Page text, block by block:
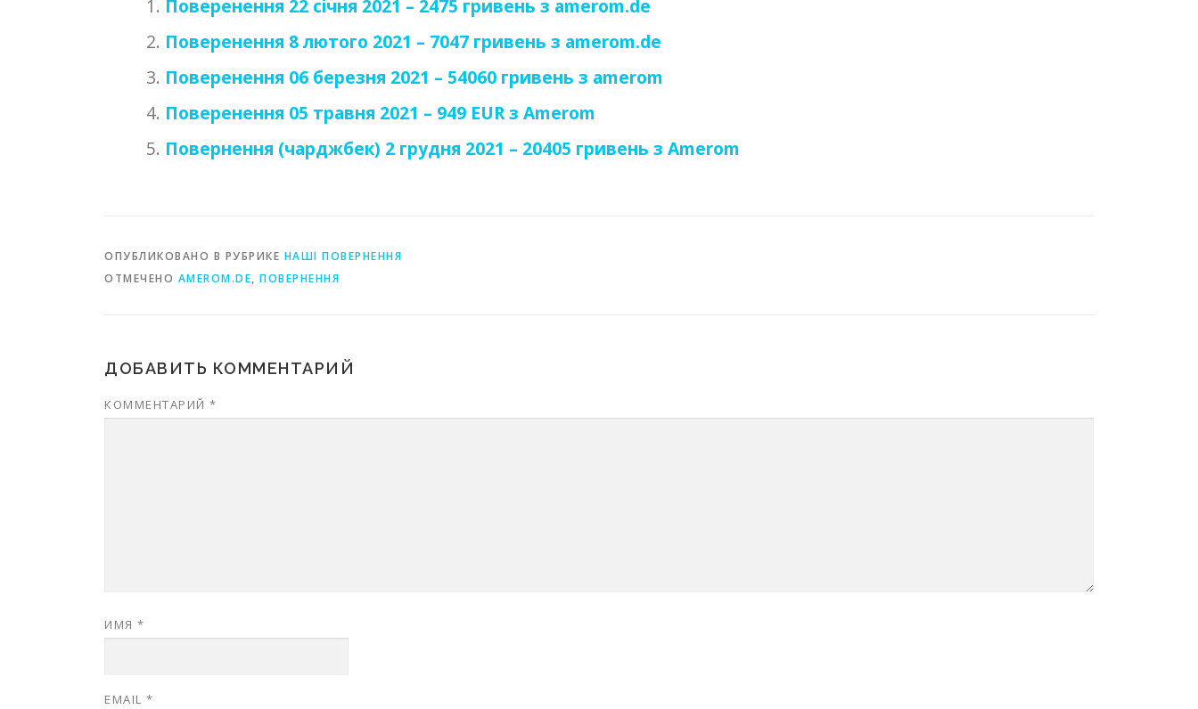
Поверенення 22 січня 2021 – 2475 гривень з amerom.de
Поверенення 8 лютого 2021 – 7047 гривень з amerom.de
Поверенення 06 березня 2021 – 54060 гривень з amerom
Поверенення 05 травня 2021 – 949 EUR з Amerom
Повернення (чарджбек) 2 грудня 2021 – 20405 гривень з Аmerom
ОПУБЛИКОВАНО В РУБРИКЕ НАШІ ПОВЕРНЕННЯ
ОТМЕЧЕНО AMEROM.DE, ПОВЕРНЕННЯ
ДОБАВИТЬ КОММЕНТАРИЙ
КОММЕНТАРИЙ *
ИМЯ *
EMAIL *